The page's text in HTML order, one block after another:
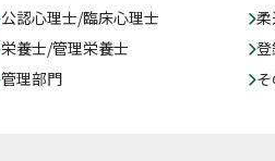
公認心理士/臨床心理士
栄養士/管理栄養士
管理部門